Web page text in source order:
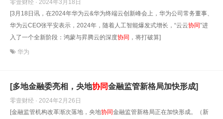
零壹财经 · 2024年3月18日
[3月18日讯，在2024年华为云&华为终端云创新峰会上，华为公司常务董事、
华为云CEO张平安表示，2024年，随着人工智能爆发式增长，“云云协同”进
入了一个全新阶段：鸿蒙与昇腾云的深度协同 ，将打破算]
华为
[多地金融委亮相，央地协同金融监管新格局加快形成]
零壹财经 · 2024年2月26日
[金融监管机构改革渐次落地，央地协同金融监管新格局正在加快形成。（新